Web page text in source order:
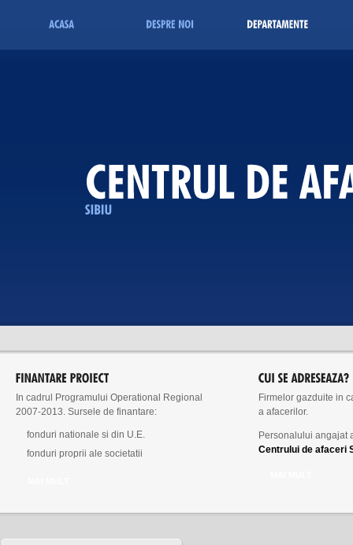
In cadrul Programului Operational Regional
2007-2013. Sursele de finantare:
fonduri nationale si din U.E.
fonduri proprii ale societatii
Firmelor gazduite in
a afacerilor.
Personalului angajat
Centrului de afaceri